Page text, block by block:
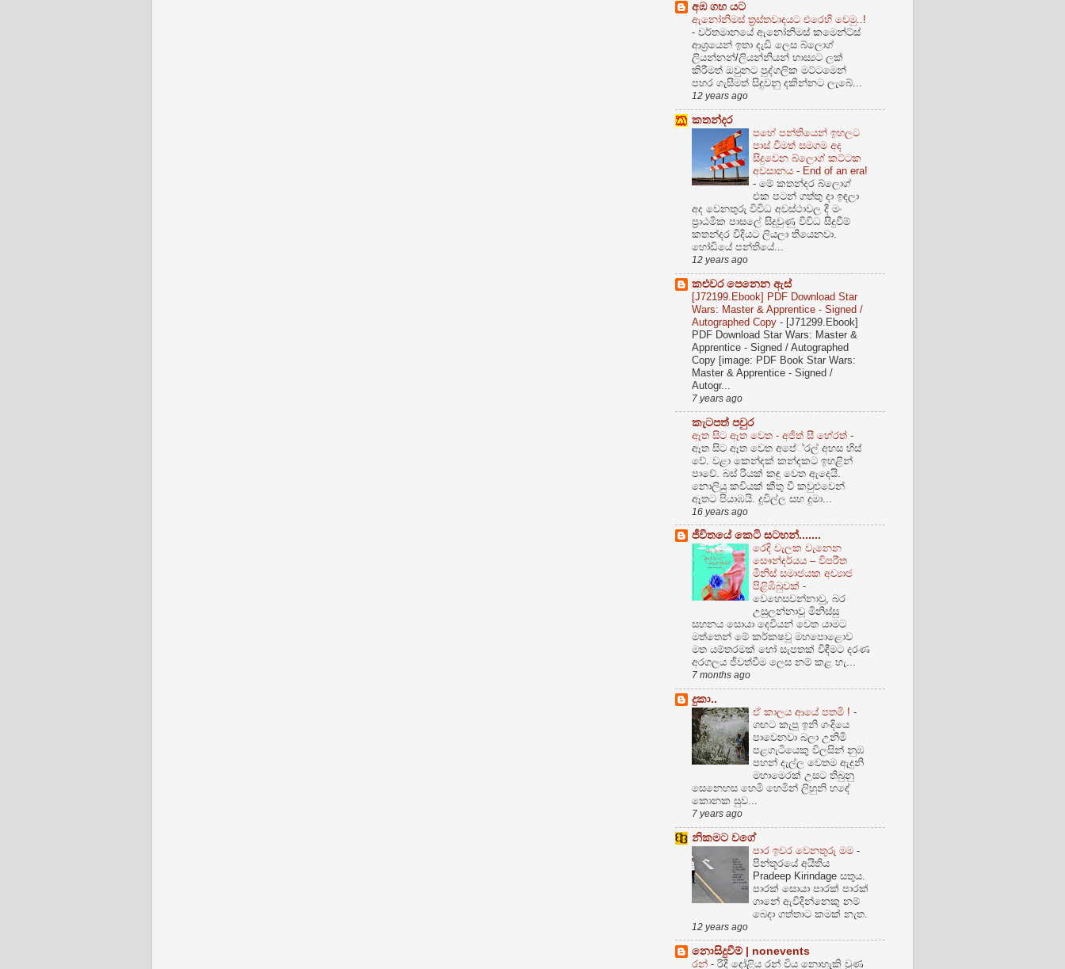
අඹ ගහ යට
ඇනෝනිමස් ත්‍රස්තවාදයට එරෙහි වෙමු..!
- වර්තමානයේ ඇනෝනිමස් කමෙන්ට්ස්
ආශ්‍රයෙන් ඉතා දැඩි ලෙස බ්ලොග්
ලියන්නන්/ලියන්නියන් හාස්‍යට ලක්
කිරීමත් ඔවුනට පුද්ගලික මට්ටමෙන්
පහර ගැසීමත් සිදුවනු දකින්නට ලැබේ...
12 years ago
කතන්දර
පහේ පන්තියෙන් ඉහලට
පාස් වීමත් සමගම අද
සිදුවෙන බ්ලොග් කට්ටක
අවසානය - End of an era!
- මේ කතන්දර බ්ලොග්
එක පටන් ගත්තු දා ඉඳලා
අද වෙනතුරු විවිධ අවස්ථාවල දී මං
ප්‍රාඨමික පාසලේ සිදුවුණු විවිධ සිදුවීම්
කතන්දර විදියට ලියලා තියෙනවා.
හෝඩියේ පන්තියේ...
12 years ago
කළුවර පෙනෙන ඇස්
[J72199.Ebook] PDF Download Star
Wars: Master & Apprentice - Signed /
Autographed Copy - [J71299.Ebook]
PDF Download Star Wars: Master &
Apprentice - Signed / Autographed
Copy [image: PDF Book Star Wars:
Master & Apprentice - Signed /
Autogr...
7 years ago
කැටපත් පවුර
ඈත සිට ඈත වෙත - අජිත් සී හේරත් -
ඈත සිට ඈත වෙත අපේ‍්‍රල් අහස හිස්
වේ. වළා කෙන්දක් කන්දකට ඉහළින්
පාවේ. බස් රියක් කඳු වෙත ඇදෙයි.
නොලියු කවියක් කීතු වී කවුළුවෙන්
ඈතට පියාඹයි. දූවිල්ල සහ දුමා...
16 years ago
ජීවිතයේ කෙටි සටහන්.......
රෙදි වැලක වැනෙන
සෞන්දර්යය – විපරීත
මිනිස් සමාජයක අව්‍යාජ
පිළිඹිබුවක් -
වෙහෙසවන්නාවූ, බර
උසුලන්නාවූ මිනිස්සු
සහනය සොයා දෙවියන් වෙත යාමට
මත්තෙන් මේ කර්කෂවූ මහපොළොව
මත යම්තරමක් හෝ සැපතක් විඳීමට දරණ
අරගලය ජීවත්වීම ලෙස නම් කළ හැ...
7 months ago
දුකා..
ඒ කාලය ආයේ පතමි ! -
ගඟට කැපූ ඉනි ගංදියෙ
පාවෙනවා බලා උනිමි
පළගැටියෙකු විලසින් නුඹ
පහන් දැල්ල වෙතම ඇදුනි
මහාමෙරක් උසට තිබුනු
සෙනෙහස හෙමි හෙමින් ලිහුනි හදේ
කොනක සුව...
7 years ago
නිකමට වගේ
පාර ඉවර වෙනතුරු මම -
පින්තූරයේ අයිතිය
Pradeep Kirindage සතුය.
පාරක් සොයා පාරක් පාරක්
ගානේ ඇවිදින්නෙකු නම්
බෙදා ගත්තාට කමක් නැත.
12 years ago
නොසිදුවීම් | nonevents
රන් - රිදී දෝළිය රන් විය නොහැකි වුණ